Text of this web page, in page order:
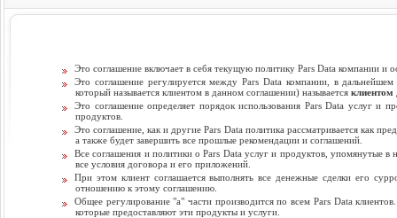
Это соглашение включает в себя текущую политику Pars Data компании и
Это соглашение регулируется между Pars Data компании, в
который называется клиентом в данном соглашении) называется клиентом
Это соглашение определяет порядок использования Pars Data услуг и
продуктов.
Это соглашение, как и другие Pars Data политика рассматривается как
а также будет завершить все прошлые рекомендации и соглашений.
Все соглашения и политики о Pars Data услуг и продуктов, упомянутые
все условия договора и его приложений.
При этом клиент соглашается выполнять все денежные сделки его
отношению к этому соглашению.
Общее регулирование "а" части производится по всем Pars Data
которые предоставляют эти продукты и услуги.